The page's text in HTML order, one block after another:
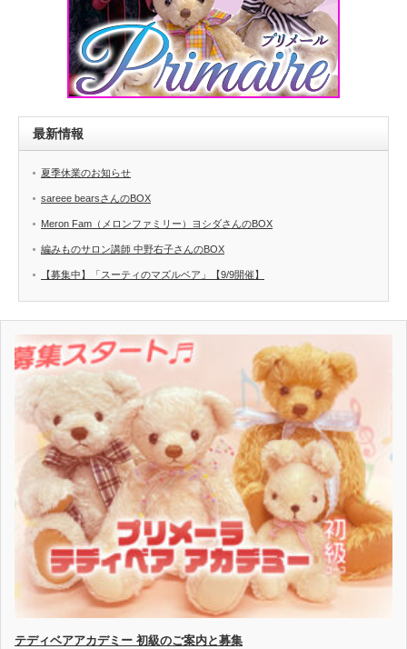
最新情報
夏季休業のお知らせ
sareee bearsさんのBOX
Meron Fam（メロンファミリー）ヨシダさんのBOX
編みものサロン講師 中野右子さんのBOX
【募集中】「スーティのマズルベア」【9/9開催】
テディベアアカデミー 初級のご案内と募集